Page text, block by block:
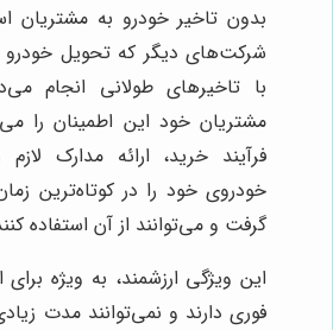
بدون تاخیر خودرو به مشتریان
شرکت‌های دیگر که تحویل خودرو
با تاخیرهای طولانی انجام
مشتریان خود این اطمینان را
فرآیند خرید، ارائه مدارک
خودروی خود را در کوتاه‌ترین
گرفت و می‌توانند از آن استفاده
این ویژگی ارزشمند، به ویژه برای
فوری دارند و نمی‌توانند مدت